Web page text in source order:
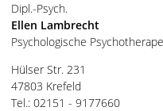
Dipl.-Psych.
Ellen Lambrecht
Psychologische
Hülser Str. 231
47803
Tel.: 02151 - 9177660